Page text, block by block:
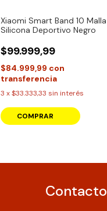
Xiaomi Smart Band 10 Malla
Silicona Deportivo Negro
$99.999,99
$84.999,99 con
transferencia
3 x$33.333,33 sin interés
Contacto